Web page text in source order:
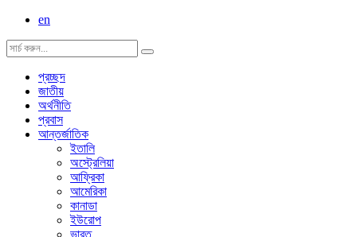
en
প্রচ্ছদ
জাতীয়
অর্থনীতি
প্রবাস
আন্তর্জাতিক
ইতালি
অস্ট্রেলিয়া
আফ্রিকা
আমেরিকা
কানাডা
ইউরোপ
ভারত